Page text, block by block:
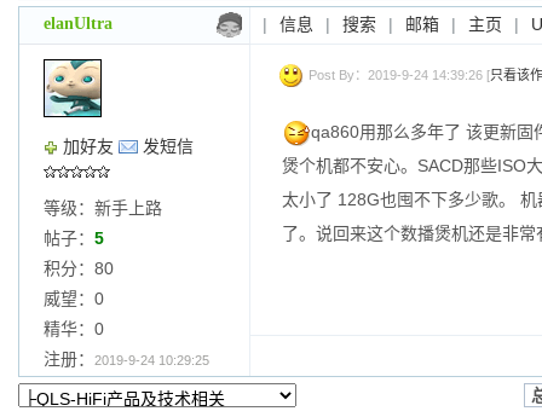
elanUltra | 信息 | 搜索 | 邮箱 | 主页 |
加好友 发短信
等级：新手上路
帖子： 5
积分：80
威望：0
精华：0
注册：
2019-9-24 10:29:25
Post By：2019-9-24 14:39:26 [只看该
qa860用那么多年了 该更新固
煲个机都不安心。SACD那些ISO
太小了 128G也囤不下多少歌。
了。说回来这个数播煲机还是非常